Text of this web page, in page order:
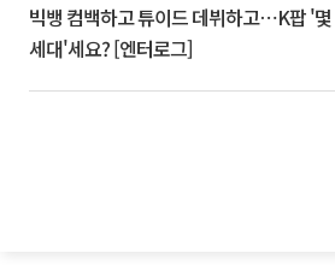
빅뱅 컴백하고 튜이드 데뷔하고⋯K팝 '몇
세대'세요? [엔터로그]